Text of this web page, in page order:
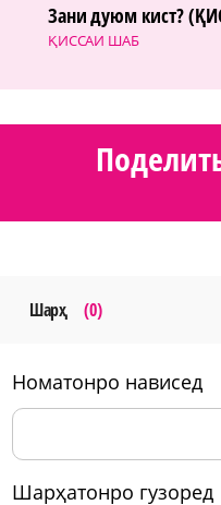
ҚИССАИ ШАБ
Зани дуюм кист?
Шарҳ (0)
номатонро нависед
шарҳатонро гузоред